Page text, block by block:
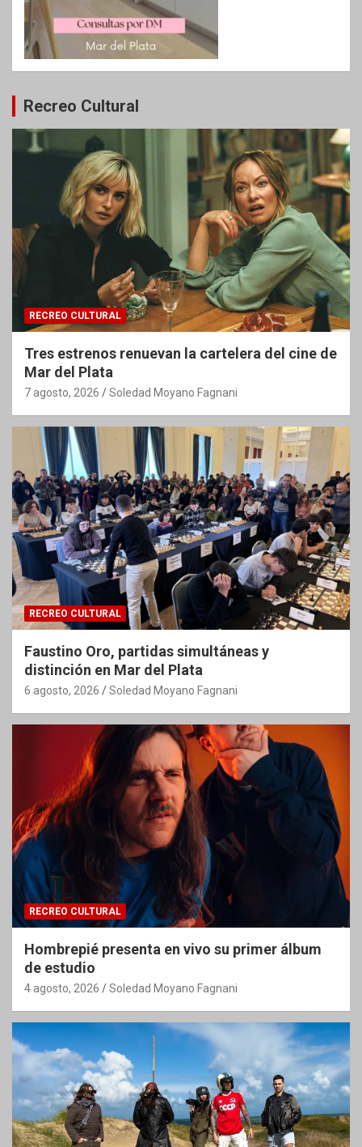
Recreo Cultural
RECREO CULTURAL
Tres estrenos renuevan la cartelera del cine de
Mar del Plata
7 agosto, 2026 Soledad Moyano Fagnani
RECREO CULTURAL
Faustino Oro, partidas simultáneas y
distinción en Mar del Plata
6 agosto, 2026 Soledad Moyano Fagnani
RECREO CULTURAL
Hombrepié presenta en vivo su primer álbum
de estudio
4 agosto, 2026 Soledad Moyano Fagnani